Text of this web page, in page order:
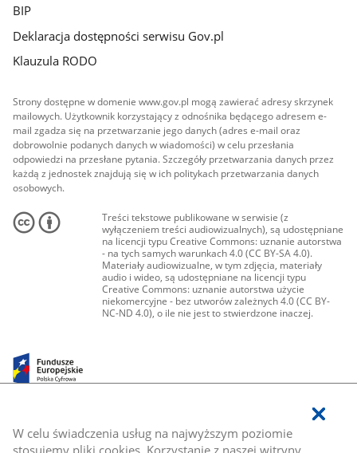
W celu świadczenia usług na najwyższym poziomie
stosujemy pliki cookies. Korzystanie z naszej witryny
BIP
Deklaracja dostępności serwisu Gov.pl
Klauzula RODO
Strony dostępne w domenie www.gov.pl mogą zawierać adresy skrzynek
mailowych. Użytkownik korzystający z odnośnika będącego adresem e-
mail zgadza się na przetwarzanie jego danych (adres e-mail oraz
dobrowolnie podanych danych w wiadomości) w celu przesłania
odpowiedzi na przesłane pytania. Szczegóły przetwarzania danych przez
każdą z jednostek znajdują się w ich politykach przetwarzania danych
osobowych.
Treści tekstowe publikowane w serwisie (z
wyłączeniem treści audiowizualnych), są udostępniane
na licencji typu Creative Commons: uznanie autorstwa
- na tych samych warunkach 4.0 (CC BY-SA 4.0).
Materiały audiowizualne, w tym zdjęcia, materiały
audio i wideo, są udostępniane na licencji typu
Creative Commons: uznanie autorstwa użycie
niekomercyjne - bez utworów zależnych 4.0 (CC BY-
NC-ND 4.0), o ile nie jest to stwierdzone inaczej.